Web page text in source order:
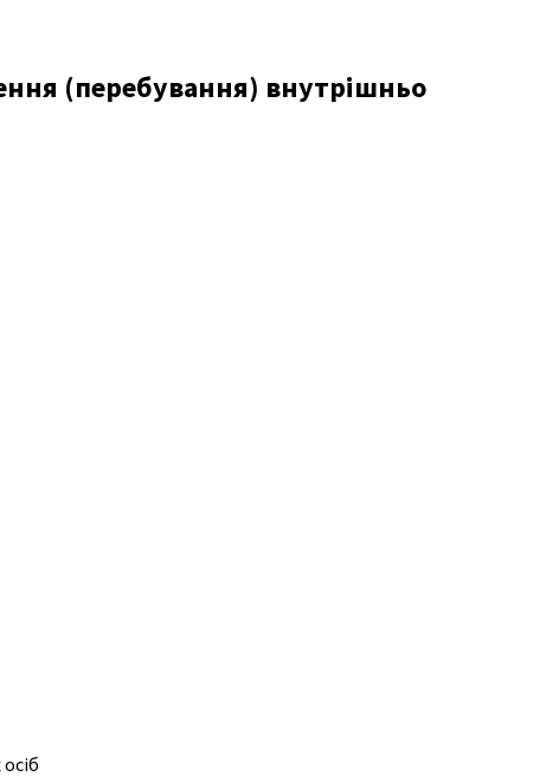
(перебування) внутрішньо